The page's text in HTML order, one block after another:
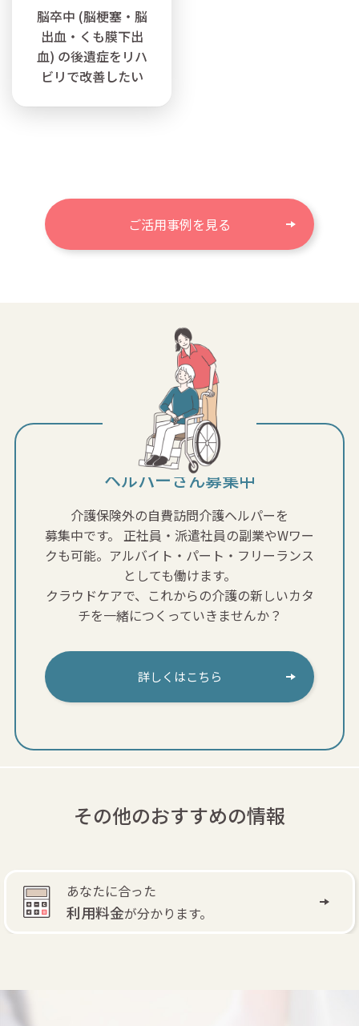
脳卒中 (脳梗塞・脳
出血・くも膜下出
血) の後遺症をリハ
ビリで改善したい
ご活用事例を見る
ヘルパーさん募集中
介護保険外の自費訪問介護ヘルパーを
募集中です。
正社員・派遣社員の副業やWワー
クも可能。アルバイト・パート・フリーランス
としても働けます。
クラウドケアで、これからの介護の新しいカタ
チを一緒につくっていきませんか？
詳しくはこちら
その他のおすすめの情報
退院後もリハビリできます。